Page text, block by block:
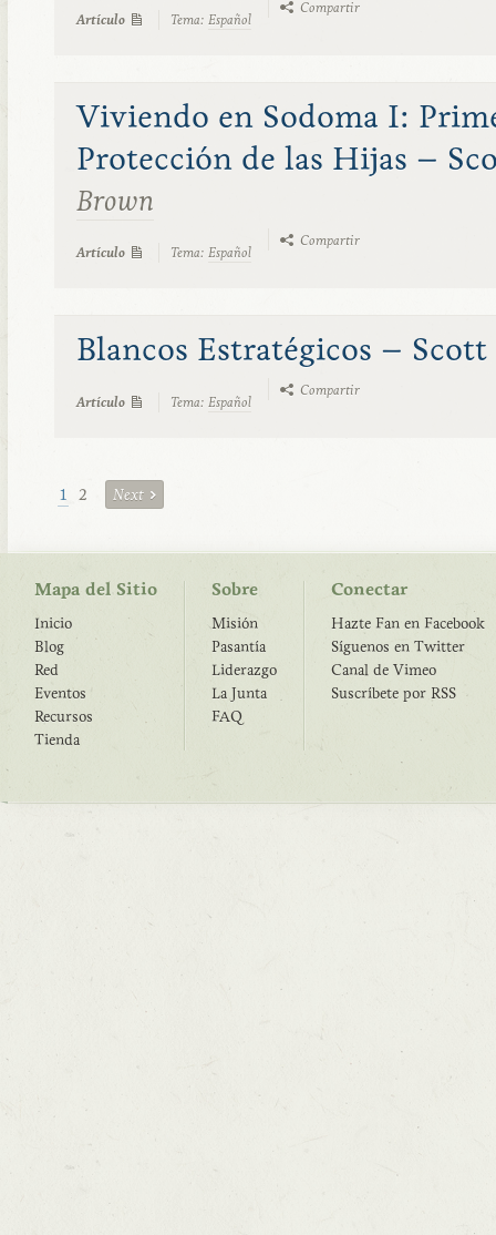
Artículo Tema: Español
Compartir
Viviendo en Sodoma I:
Protección de las Hijas –
Brown
Artículo Tema: Español
Compartir
Blancos Estratégicos –
Artículo Tema: Español
Compartir
1 2 Next
Mapa del Sitio
Inicio
Blog
Red
Eventos
Recursos
Tienda
Sobre
Misión
Pasantía
Liderazgo
La Junta
FAQ
Conectar
Hazte Fan en Facebook
Síguenos en Twitter
Canal de Vimeo
Suscríbete por RSS